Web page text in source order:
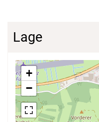
Lage
+
−